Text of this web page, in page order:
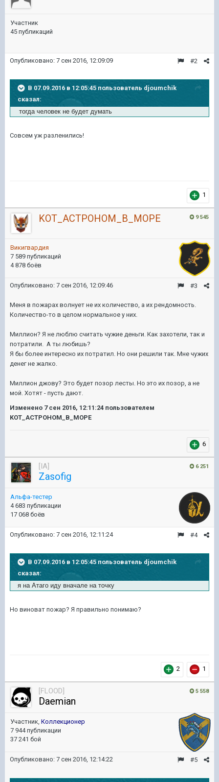
Участник
45 публикаций
#2
Опубликовано: 7 сен 2016, 12:09:09
В 07.09.2016 в 12:05:45 пользователь djoumchik
сказал:
тогда человек не будет думать
Совсем уж разленились!
1
9 545
KOT_ACTPOHOM_B_MOPE
Викигвардия
7 589 публикаций
4 878 боёв
#3
Опубликовано: 7 сен 2016, 12:09:46
Меня в пожарах волнует не их количество, а их рендомность.
Количество-то в целом нормальное у них.
Миллион? Я не люблю считать чужие деньги. Как захотели, так и
потратили. А ты любишь?
Я бы более интересно их потратил. Но они решили так. Мне чужих
денег не жалко.
Миллион джову? Это будет позор лесты. Но это их позор, а не
мой. Хотят - пусть дают.
Изменено 7 сен 2016, 12:11:24 пользователем
KOT_ACTPOHOM_B_MOPE
6
6 251
[IA]
Zasofig
Альфа-тестер
4 683 публикации
17 068 боёв
#4
Опубликовано: 7 сен 2016, 12:11:24
В 07.09.2016 в 12:05:45 пользователь djoumchik
сказал:
я на Атаго иду вначале на точку
Но виноват пожар? Я правильно понимаю?
2 1
5 558
[FLOOD]
Daemian
Участник, Коллекционер
7 944 публикации
37 241 бой
#5
Опубликовано: 7 сен 2016, 12:14:22